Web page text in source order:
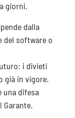
giorni.
dalla
del software o
i divieti
già in vigore.
una difesa
Garante.